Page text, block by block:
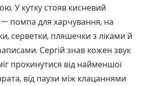
У кутку стояв кисневий
— помпа для харчування, на
серветки, пляшечки з ліками й
Сергій знав кожен звук
прокинутися від найменшої
від паузи між клацаннями